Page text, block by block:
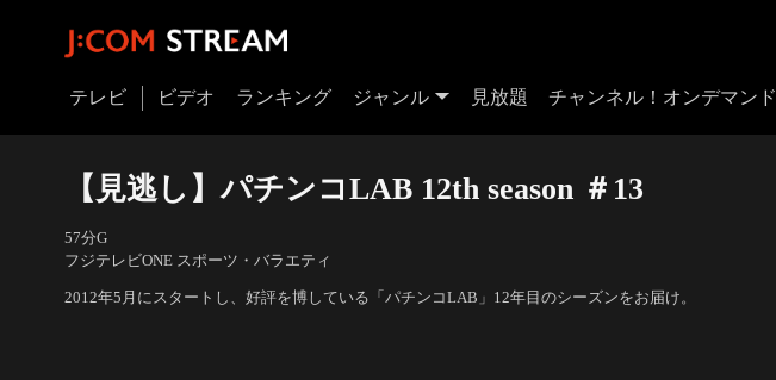
テレビ ビデオ ランキング ジャンル 見放題 チャンネル！オンデマンド
【見逃し】パチンコLAB 12th season ＃13
57分G
フジテレビONE スポーツ・バラエティ
2012年5月にスタートし、好評を博している「パチンコLAB」12年目のシーズンをお届け。